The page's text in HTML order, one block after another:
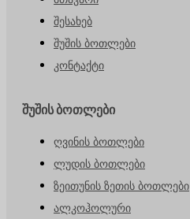
შესახებ
შუშის ბოთლები
კონტაქტი
შუშის ბოთლები
ღვინის ბოთლები
ლუდის ბოთლები
ზეითუნის ზეთის ბოთლები
ალკოჰოლური